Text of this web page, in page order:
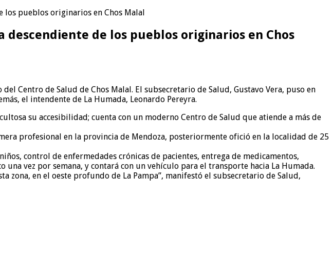
los pueblos originarios en Chos Malal
de los pueblos originarios en Chos
Centro de Salud de Chos Malal. El subsecretario de Salud, Gustavo Vera, puso en
el intendente de La Humada, Leonardo Pereyra.
su accesibilidad; cuenta con un moderno Centro de Salud que atiende a más de
profesional en la provincia de Mendoza, posteriormente ofició en la localidad de 25
control de enfermedades crónicas de pacientes, entrega de medicamentos,
vez por semana, y contará con un vehículo para el transporte hacia La Humada.
zona, en el oeste profundo de La Pampa”, manifestó el subsecretario de Salud,